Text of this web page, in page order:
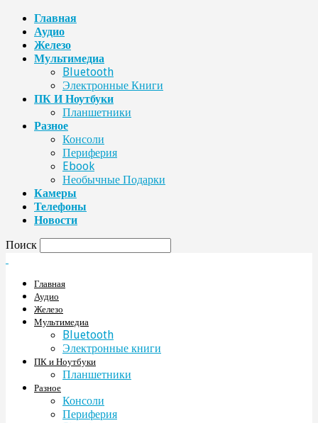
Главная
Аудио
Железо
Мультимедиа
Bluetooth
Электронные Книги
ПК И Ноутбуки
Планшетники
Разное
Консоли
Периферия
Ebook
Необычные Подарки
Камеры
Телефоны
Новости
Поиск
Главная
Аудио
Железо
Мультимедиа
Bluetooth
Электронные книги
ПК и Ноутбуки
Планшетники
Разное
Консоли
Периферия